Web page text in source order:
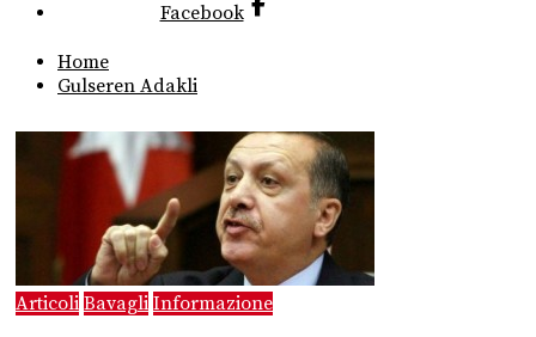
Facebook
Home
Gulseren Adakli
Articoli Bavagli Informazione